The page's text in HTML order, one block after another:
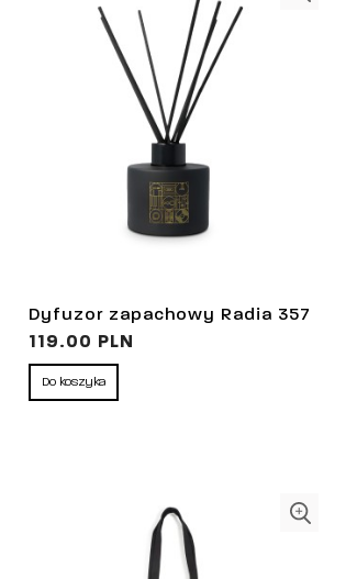
Dyfuzor zapachowy Radia 357
119.00 PLN
Do koszyka